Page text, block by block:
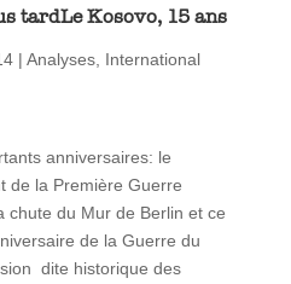
tardLe Kosovo, 15 ans
| Analyses, International
anniversaires: le
de la Première Guerre
chute du Mur de Berlin et ce
de la Guerre du
dite historique des